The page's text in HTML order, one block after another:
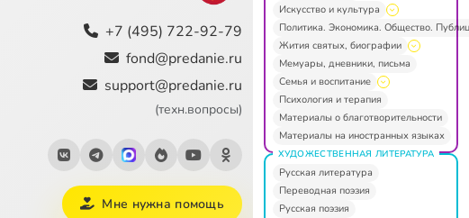
+7 (495) 722-92-79
fond@predanie.ru
support@predanie.ru
(техн.вопросы)
Мне нужна помощь
Искусство и культура
Политика. Экономика. Общество.
Жития святых, биографии
Мемуары, дневники, письма
Семья и воспитание
Психология и терапия
Материалы о благотворительности
Материалы на иностранных языках
ХУДОЖЕСТВЕННАЯ ЛИТЕРАТУРА
Русская литература
Переводная поэзия
Русская поэзия